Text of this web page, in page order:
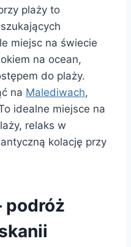
plaży to
miejsc na świecie
na ocean,
do plaży.
na Malediwach,
idealne miejsce na
relaks w
kolację przy
podróż